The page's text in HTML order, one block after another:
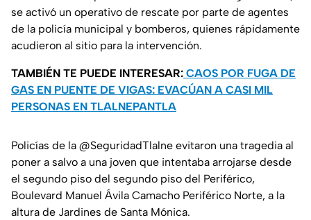
se activó un operativo de rescate por parte de agentes
de la policía municipal y bomberos, quienes rápidamente
acudieron al sitio para la intervención.
TAMBIÉN TE PUEDE INTERESAR: CAOS POR FUGA DE
GAS EN PUENTE DE VIGAS: EVACÚAN A CASI MIL
PERSONAS EN TLALNEPANTLA
Policías de la @SeguridadTlalne evitaron una tragedia al
poner a salvo a una joven que intentaba arrojarse desde
el segundo piso del segundo piso del Periférico,
Boulevard Manuel Ávila Camacho Periférico Norte, a la
altura de Jardines de Santa Mónica.